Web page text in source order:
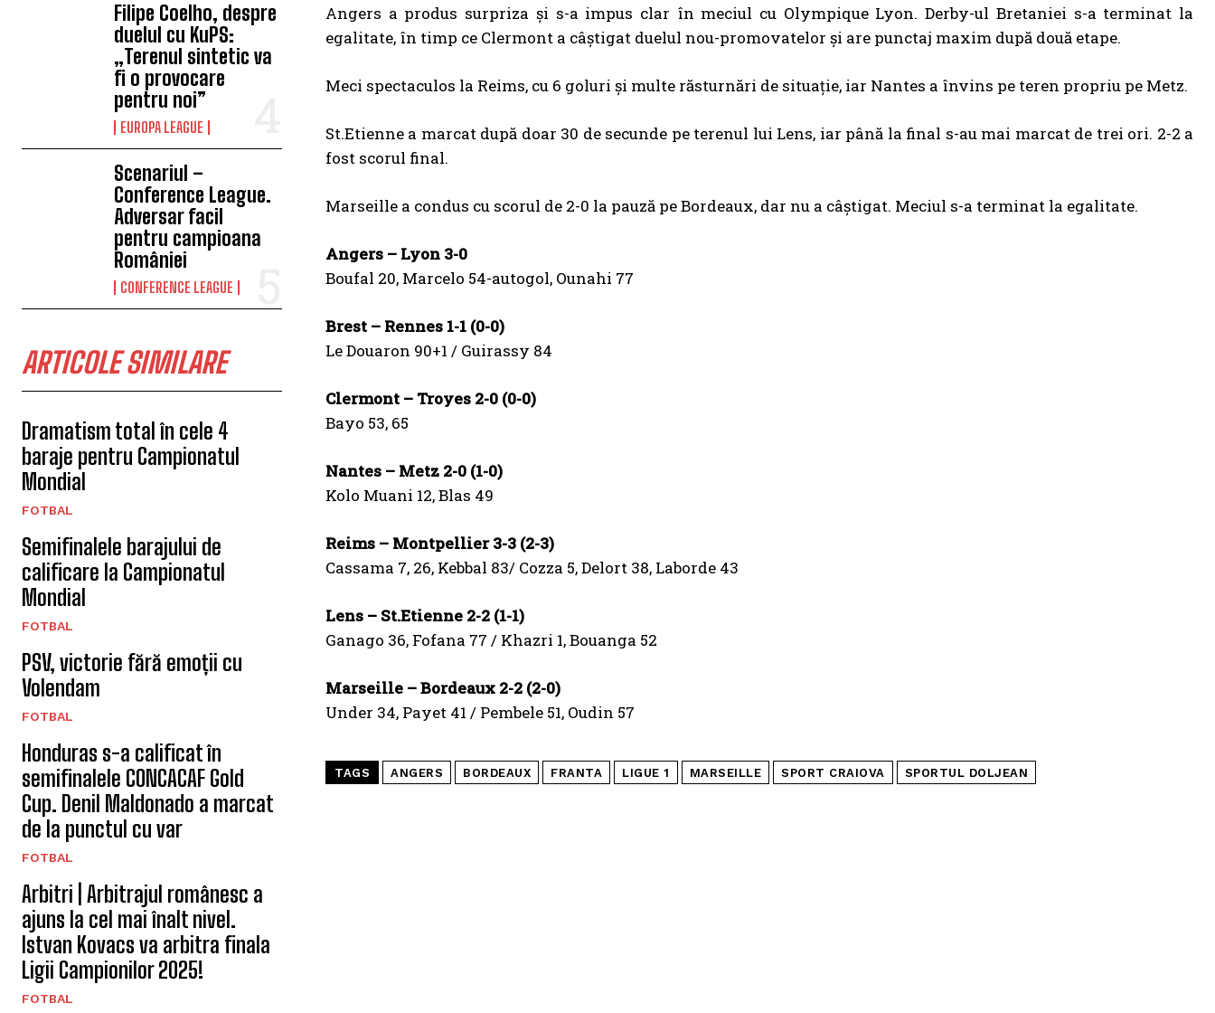
Filipe Coelho, despre
duelul cu KuPS:
„Terenul sintetic va
fi o provocare
pentru noi”
EUROPA LEAGUE
Scenariul –
Conference League.
Adversar facil
pentru campioana
României
CONFERENCE LEAGUE
ARTICOLE SIMILARE
Dramatism total în cele 4
baraje pentru Campionatul
Mondial
FOTBAL
Semifinalele barajului de
calificare la Campionatul
Mondial
FOTBAL
PSV, victorie fără emoții cu
Volendam
FOTBAL
Honduras s-a calificat în
semifinalele CONCACAF Gold
Cup. Denil Maldonado a marcat
de la punctul cu var
FOTBAL
Arbitri | Arbitrajul românesc a
ajuns la cel mai înalt nivel.
Istvan Kovacs va arbitra finala
Ligii Campionilor 2025!
FOTBAL
Angers a produs surpriza și s-a impus clar în meciul cu Olympique Lyon. Derby-ul Bretaniei s-a terminat la
egalitate, în timp ce Clermont a câștigat duelul nou-promovatelor și are punctaj maxim după două etape.
Meci spectaculos la Reims, cu 6 goluri și multe răsturnări de situație, iar Nantes a învins pe teren propriu pe Metz.
St.Etienne a marcat după doar 30 de secunde pe terenul lui Lens, iar până la final s-au mai marcat de trei ori. 2-2 a
fost scorul final.
Marseille a condus cu scorul de 2-0 la pauză pe Bordeaux, dar nu a câștigat. Meciul s-a terminat la egalitate.
Angers – Lyon 3-0
Boufal 20, Marcelo 54-autogol, Ounahi 77
Brest – Rennes 1-1 (0-0)
Le Douaron 90+1 / Guirassy 84
Clermont – Troyes 2-0 (0-0)
Bayo 53, 65
Nantes – Metz 2-0 (1-0)
Kolo Muani 12, Blas 49
Reims – Montpellier 3-3 (2-3)
Cassama 7, 26, Kebbal 83/ Cozza 5, Delort 38, Laborde 43
Lens – St.Etienne 2-2 (1-1)
Ganago 36, Fofana 77 / Khazri 1, Bouanga 52
Marseille – Bordeaux 2-2 (2-0)
Under 34, Payet 41 / Pembele 51, Oudin 57
TAGS ANGERS BORDEAUX FRANTA LIGUE 1 MARSEILLE SPORT CRAIOVA SPORTUL DOLJEAN